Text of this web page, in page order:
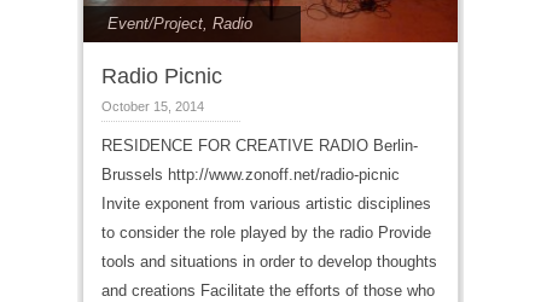
Event/Project Radio
Radio Picnic
October 15, 2014
RESIDENCE FOR CREATIVE RADIO Berlin-
Brussels http://www.zonoff.net/radio-picnic
Invite exponent from various artistic disciplines
to consider the role played by the radio Provide
tools and situations in order to develop thoughts
and creations Facilitate the efforts of those who